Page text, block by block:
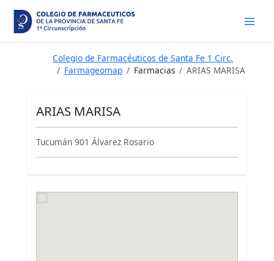
contenido
Colegio de Farmacéuticos de Santa Fe 1 Circ.
Farmageomap
Farmacias ARIAS MARISA
ARIAS MARISA
Tucumán 901 Álvarez Rosario